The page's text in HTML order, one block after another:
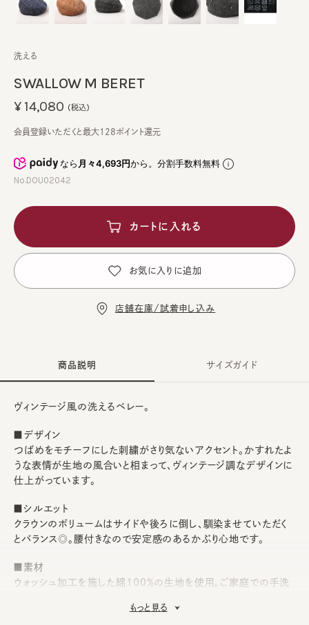
SWALLOW M BERET
洗える
なら 月々4,693円から。分割手数料無料
No.DOU02042
¥14,080 (税込)
会員登録いただくと最大128ポイント還元
カートに入れる
お気に入りに追加
店舗在庫/試着申し込み
商品説明
ヴィンテージ風の洗えるベレー。
■デザイン
つばめをモチーフにした刺繍がさり気ないアクセント。かすれたよ
うな表情が生地の風合いと相まって、ヴィンテージ調なデザインに
仕上がっています。
■シルエット
クラウンのボリュームはサイドや後ろに倒し、馴染ませていただく
とバランス◎。腰付きなので安定感のあるかぶり心地です。
■素材
ウォッシュ加工を施した綿100％の生地を使用。ご家庭での手洗
もっと見る
サイズガイド